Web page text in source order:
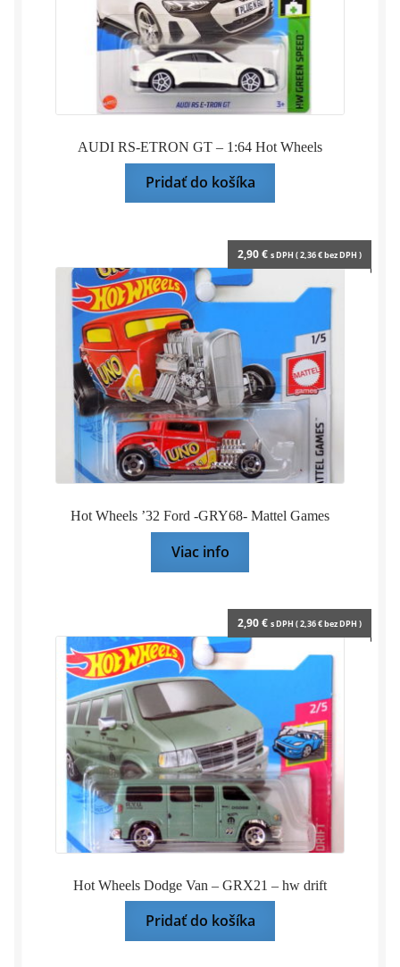
AUDI RS-ETRON GT – 1:64 Hot Wheels
Pridať do košíka
Hot Wheels ’32 Ford -GRY68- Mattel Games
2,90€ s DPH (2,36€bez DPH )
Viac info
Hot Wheels Dodge Van – GRX21 – hw drift
2,90€ s DPH (2,36€bez DPH )
Pridať do košíka